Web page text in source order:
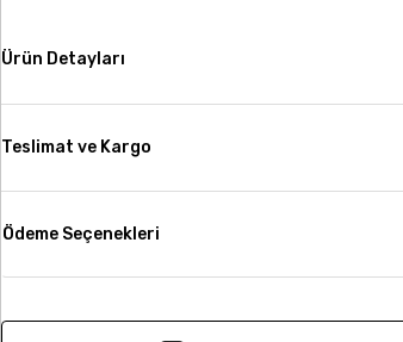
Ürün Detayları
Teslimat ve Kargo
Ödeme Seçenekleri